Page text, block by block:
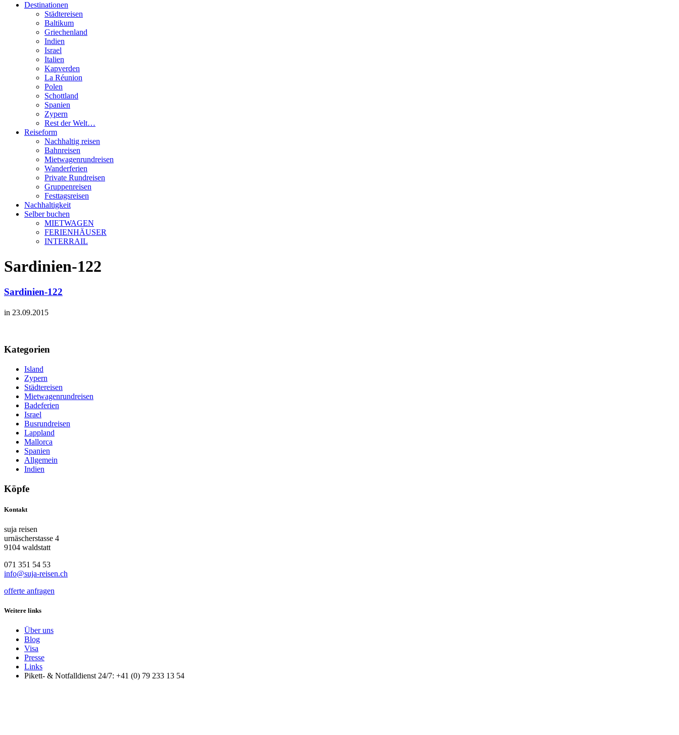
Destinationen
Städtereisen
Baltikum
Griechenland
Indien
Israel
Italien
Kapverden
La Réunion
Polen
Schottland
Spanien
Zypern
Rest der Welt…
Reiseform
Nachhaltig reisen
Bahnreisen
Mietwagenrundreisen
Wanderferien
Private Rundreisen
Gruppenreisen
Festtagsreisen
Nachhaltigkeit
Selber buchen
MIETWAGEN
FERIENHÄUSER
INTERRAIL
Sardinien-122
Sardinien-122
in 23.09.2015
Kategorien
Island
Zypern
Städtereisen
Mietwagenrundreisen
Badeferien
Israel
Busrundreisen
Lappland
Mallorca
Spanien
Allgemein
Indien
Köpfe
Kontakt
suja reisen
urnäscherstasse 4
9104 waldstatt
071 351 54 53
info@suja-reisen.ch
offerte anfragen
Weitere links
Über uns
Blog
Visa
Presse
Links
Pikett- & Notfalldienst 24/7: +41 (0) 79 233 13 54